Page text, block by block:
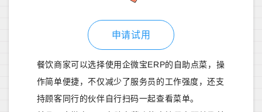
申请试用
餐饮商家可以选择使用企微宝ERP的自助点菜，操
作简单便捷，不仅减少了服务员的工作强度，还支
持顾客同行的伙伴自行扫码一起查看菜单。